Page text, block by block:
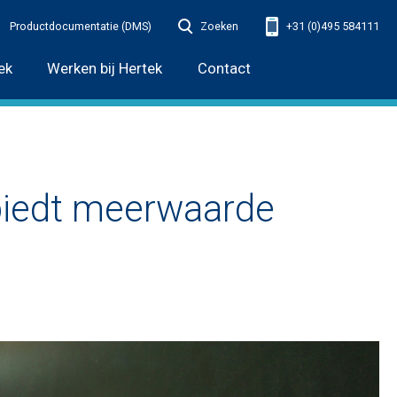
Werken bij Hertek Contact
Productdocumentatie (DMS) Zoeken +31 (0)495 584111
meerwaarde